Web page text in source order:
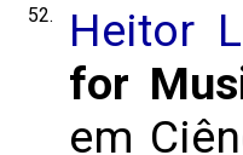
52.
Heitor
for
em